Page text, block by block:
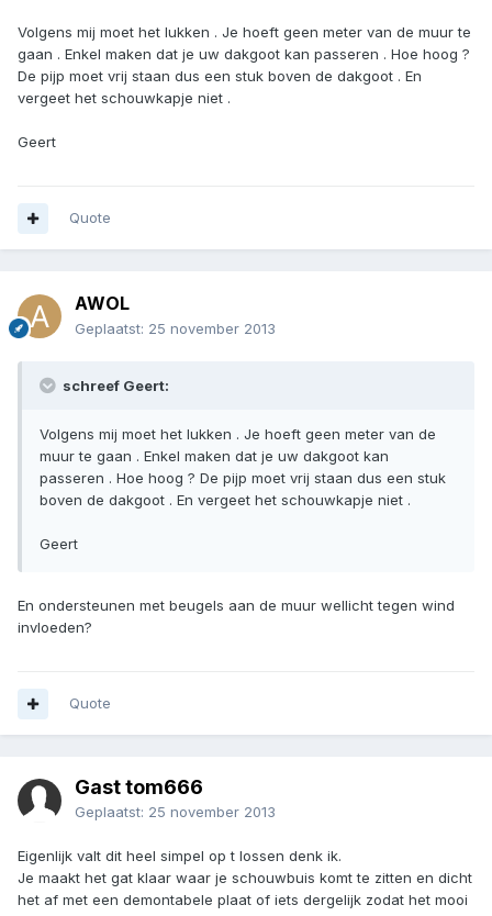
Volgens mij moet het lukken . Je hoeft geen meter van de muur te
gaan . Enkel maken dat je uw dakgoot kan passeren . Hoe hoog ?
De pijp moet vrij staan dus een stuk boven de dakgoot . En
vergeet het schouwkapje niet .
Geert
Quote
AWOL
Geplaatst: 25 november 2013
schreef Geert:
Volgens mij moet het lukken . Je hoeft geen meter van de
muur te gaan . Enkel maken dat je uw dakgoot kan
passeren . Hoe hoog ? De pijp moet vrij staan dus een stuk
boven de dakgoot . En vergeet het schouwkapje niet .
Geert
En ondersteunen met beugels aan de muur wellicht tegen wind
invloeden?
Quote
Gast tom666
Geplaatst: 25 november 2013
Eigenlijk valt dit heel simpel op t lossen denk ik.
Je maakt het gat klaar waar je schouwbuis komt te zitten en dicht
het af met een demontabele plaat of iets dergelijk zodat het mooi